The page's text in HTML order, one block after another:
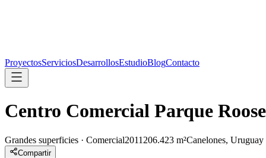
ProyectosServiciosDesarrollosEstudioBlogContacto
Centro Comercial Parque
Grandes superficies · Comercial2011 206.423 m²Canelones, Uruguay
Compartir